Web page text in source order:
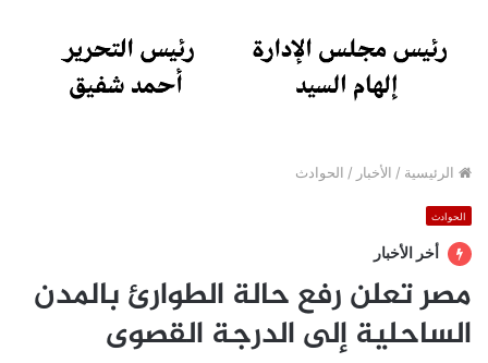
الرئيسية / الأخبار / الحوادث
الحوادث
أخر الأخبار
مصر تعلن رفع حالة الطوارئ بالمدن
الساحلية إلى الدرجة القصوى